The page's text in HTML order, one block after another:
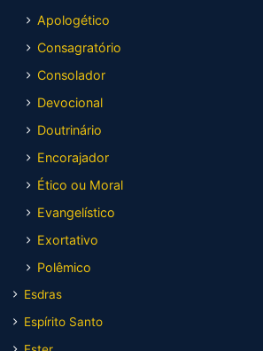
Apologético
Consagratório
Consolador
Devocional
Doutrinário
Encorajador
Ético ou Moral
Evangelístico
Exortativo
Polêmico
Esdras
Espírito Santo